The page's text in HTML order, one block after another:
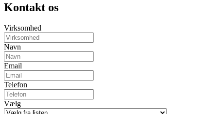
Kontakt os
Virksomhed
Navn
Email
Telefon
Vælg